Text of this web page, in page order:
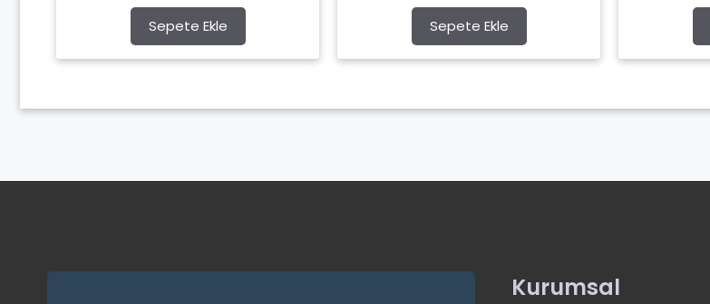
t
o
f
5
Sepete Ekle
t
o
f
5
Sepete Ekle
Kurumsal